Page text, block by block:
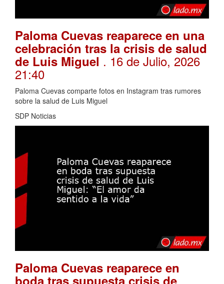
Paloma Cuevas reaparece en una
celebración tras la crisis de salud
de Luis Miguel . 16 de Julio, 2026
21:40
Paloma Cuevas comparte fotos en Instagram tras rumores
sobre la salud de Luis Miguel
SDP Noticias
Paloma Cuevas reaparece en
boda tras supuesta crisis de